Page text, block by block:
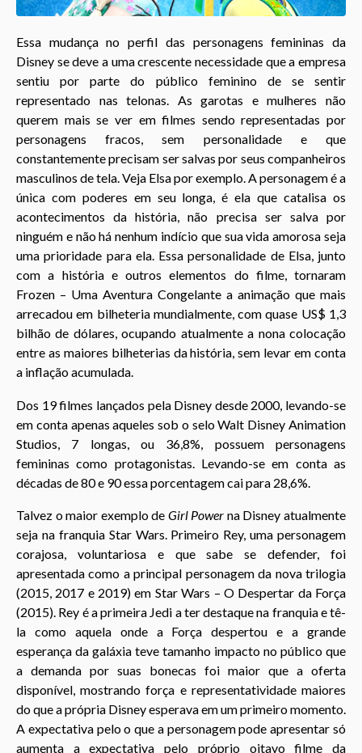
Essa mudança no perfil das personagens femininas da
Disney se deve a uma crescente necessidade que a empresa
sentiu por parte do público feminino de se sentir
representado nas telonas. As garotas e mulheres não
querem mais se ver em filmes sendo representadas por
personagens fracos, sem personalidade e que
constantemente precisam ser salvas por seus companheiros
masculinos de tela. Veja Elsa por exemplo. A personagem é a
única com poderes em seu longa, é ela que catalisa os
acontecimentos da história, não precisa ser salva por
ninguém e não há nenhum indício que sua vida amorosa seja
uma prioridade para ela. Essa personalidade de Elsa, junto
com a história e outros elementos do filme, tornaram
Frozen – Uma Aventura Congelante a animação que mais
arrecadou em bilheteria mundialmente, com quase US$ 1,3
bilhão de dólares, ocupando atualmente a nona colocação
entre as maiores bilheterias da história, sem levar em conta
a inflação acumulada.
Dos 19 filmes lançados pela Disney desde 2000, levando-se
em conta apenas aqueles sob o selo Walt Disney Animation
Studios, 7 longas, ou 36,8%, possuem personagens
femininas como protagonistas. Levando-se em conta as
décadas de 80 e 90 essa porcentagem cai para 28,6%.
Talvez o maior exemplo de Girl Power na Disney atualmente
seja na franquia Star Wars. Primeiro Rey, uma personagem
corajosa, voluntariosa e que sabe se defender, foi
apresentada como a principal personagem da nova trilogia
(2015, 2017 e 2019) em Star Wars – O Despertar da Força
(2015). Rey é a primeira Jedi a ter destaque na franquia e tê-
la como aquela onde a Força despertou e a grande
esperança da galáxia teve tamanho impacto no público que
a demanda por suas bonecas foi maior que a oferta
disponível, mostrando força e representatividade maiores
do que a própria Disney esperava em um primeiro momento.
A expectativa pelo o que a personagem pode apresentar só
aumenta a expectativa pelo próprio oitavo filme da